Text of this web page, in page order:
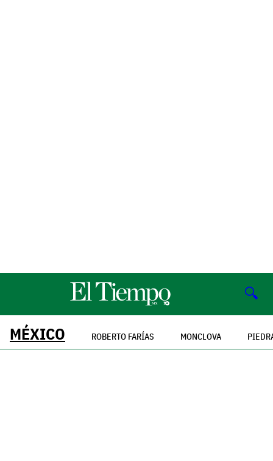
🔍
MÉXICO ROBERTO FARÍAS MONCLOVA